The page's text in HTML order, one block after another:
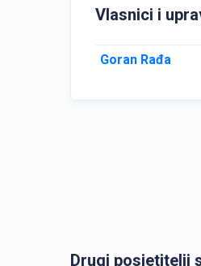
Vlasnici i
Goran Rađa
Drugi posjetitelji